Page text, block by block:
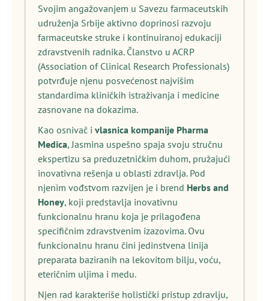
Svojim angažovanjem u Savezu farmaceutskih
udruženja Srbije aktivno doprinosi razvoju
farmaceutske struke i kontinuiranoj edukaciji
zdravstvenih radnika. Članstvo u ACRP
(Association of Clinical Research Professionals)
potvrđuje njenu posvećenost najvišim
standardima kliničkih istraživanja i medicine
zasnovane na dokazima.
Kao osnivač i vlasnica kompanije Pharma
Medica, Jasmina uspešno spaja svoju stručnu
ekspertizu sa preduzetničkim duhom, pružajući
inovativna rešenja u oblasti zdravlja. Pod
njenim vođstvom razvijen je i brend Herbs and
Honey, koji predstavlja inovativnu
funkcionalnu hranu koja je prilagođena
specifičnim zdravstvenim izazovima. Ovu
funkcionalnu hranu čini jedinstvena linija
preparata baziranih na lekovitom bilju, voću,
eteričnim uljima i medu.
Njen rad karakteriše holistički pristup zdravlju,